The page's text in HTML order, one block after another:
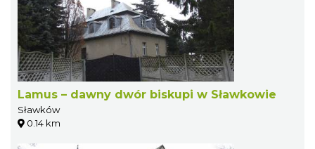
Lamus – dawny dwór biskupi w Sławkowie
Sławków
0.14 km